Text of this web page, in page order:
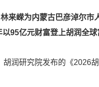
来嵘为内蒙古巴彦淖尔市
95亿元财富登上胡润全球
胡润研究院发布的《2026